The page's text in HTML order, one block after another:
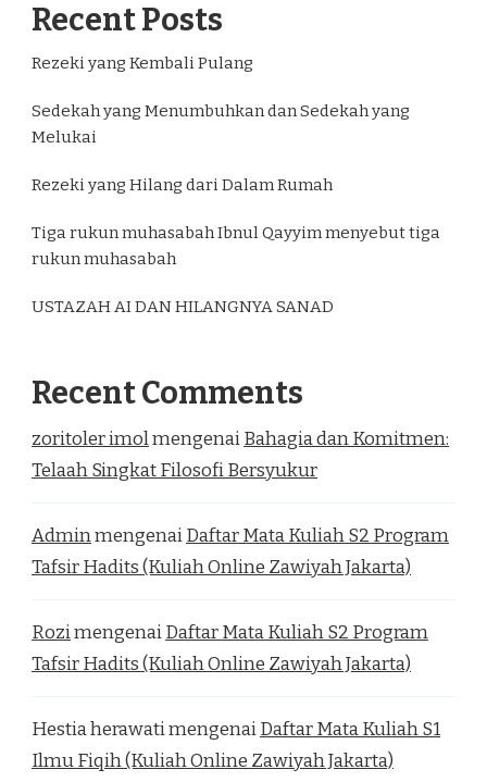
Recent Posts
Rezeki yang Kembali Pulang
Sedekah yang Menumbuhkan dan Sedekah yang
Melukai
Rezeki yang Hilang dari Dalam Rumah
Tiga rukun muhasabah Ibnul Qayyim menyebut tiga
rukun muhasabah
USTAZAH AI DAN HILANGNYA SANAD
Recent Comments
zoritoler imolmengenaiBahagia dan Komitmen:
Telaah Singkat Filosofi Bersyukur
AdminmengenaiDaftar Mata Kuliah S2 Program
Tafsir Hadits (Kuliah Online Zawiyah Jakarta)
RozimengenaiDaftar Mata Kuliah S2 Program
Tafsir Hadits (Kuliah Online Zawiyah Jakarta)
Hestia herawatimengenaiDaftar Mata Kuliah S1
Ilmu Fiqih (Kuliah Online Zawiyah Jakarta)